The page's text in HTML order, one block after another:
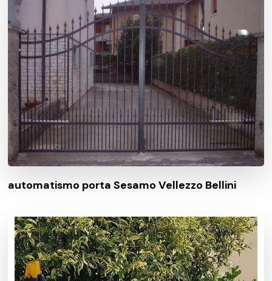
automatismo porta Sesamo Vellezzo Bellini